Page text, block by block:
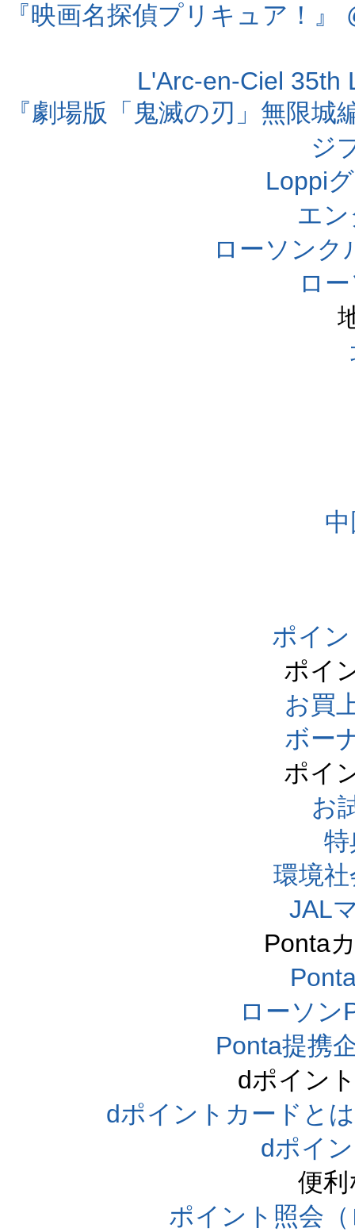
『映画名探偵プリキュア！
L'Arc-en-Ciel 35th
『劇場版「鬼滅の刃」無限
ジ
Loppi
エ
ローソンク
ロ
ポイ
ポイ
お買
ボー
ポイ
お
環境
JAL
Ponta
ローソン
Ponta提携
dポイン
dポイントカードと
dポイ
便
ポイント照会